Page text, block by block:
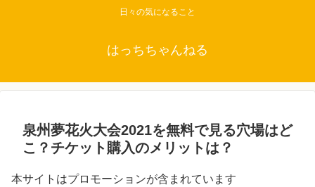
日々の気になること
はっちちゃんねる
泉州夢花火大会2021を無料で見る穴場はど
こ？チケット購入のメリットは？
本サイトはプロモーションが含まれています